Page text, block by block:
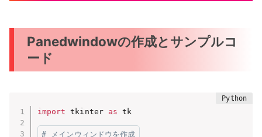
Panedwindowの作成とサンプルコ
ード
import tkinter as tk
# メインウィンドウを作成